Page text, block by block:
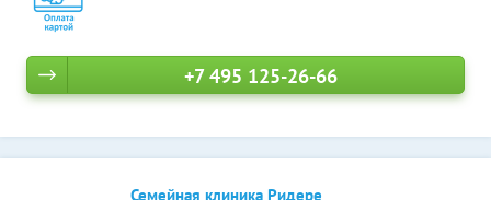
+7 495 125-26-66
Семейная клиника Ридере